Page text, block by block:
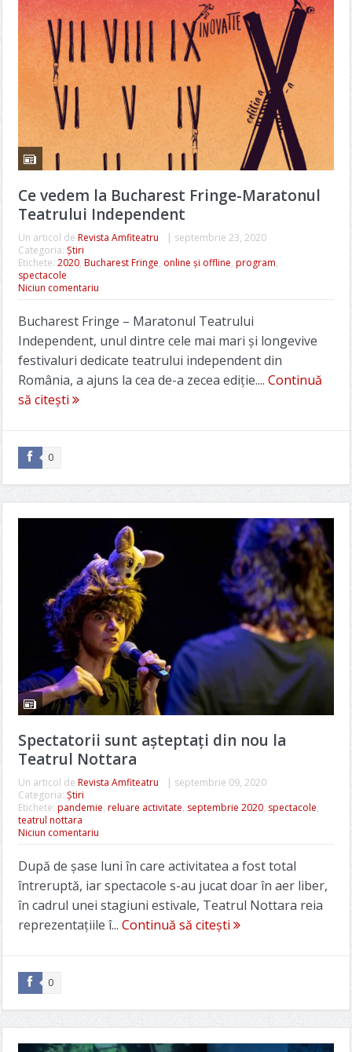
Ce vedem la Bucharest Fringe-Maratonul
Teatrului Independent
Un articol de Revista Amfiteatru | septembrie 23, 2020
Categoria: Știri
Etichete: 2020, Bucharest Fringe, online și offline, program,
spectacole
Niciun comentariu
Bucharest Fringe – Maratonul Teatrului
Independent, unul dintre cele mai mari și longevive
festivaluri dedicate teatrului independent din
România, a ajuns la cea de-a zecea ediție.... Continuă
să citești
0
Spectatorii sunt așteptați din nou la
Teatrul Nottara
Un articol de Revista Amfiteatru | septembrie 09, 2020
Categoria: Știri
Etichete: pandemie, reluare activitate, septembrie 2020, spectacole,
teatrul nottara
Niciun comentariu
După de șase luni în care activitatea a fost total
întreruptă, iar spectacole s-au jucat doar în aer liber,
în cadrul unei stagiuni estivale, Teatrul Nottara reia
reprezentațiile î... Continuă să citești
0